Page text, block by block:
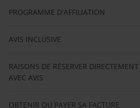
PROGRAMME D'AFFILIATION
AVIS INCLUSIVE
RAISONS DE RÉSERVER DIRECTEMENT
AVEC AVIS
OBTENIR OU PAYER SA FACTURE